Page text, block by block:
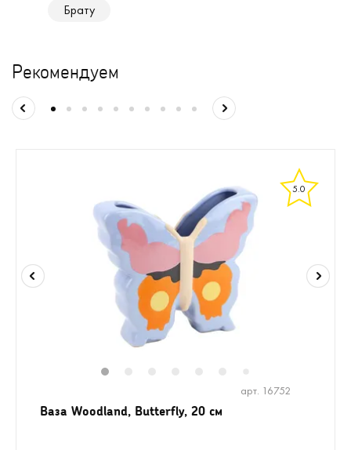
Брату
Рекомендуем
5.0
арт. 16752
Ваза Woodland, Butterfly, 20 см